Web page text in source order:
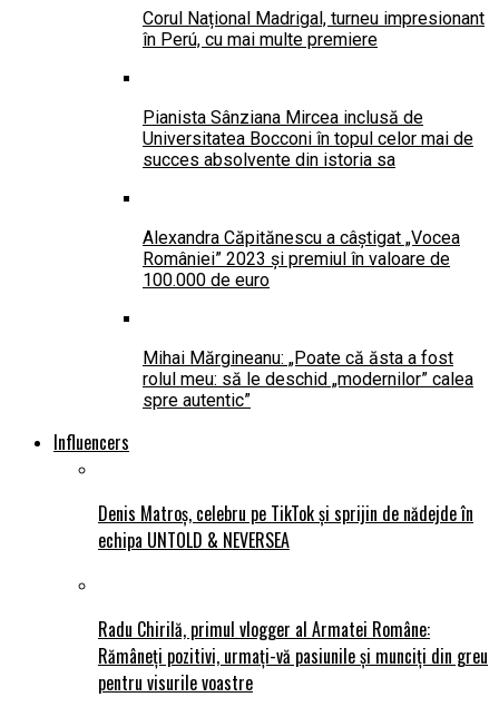
Corul Național Madrigal, turneu impresionant
în Perú, cu mai multe premiere
Pianista Sânziana Mircea inclusă de
Universitatea Bocconi în topul celor mai de
succes absolvente din istoria sa
Alexandra Căpitănescu a câștigat „Vocea
României” 2023 și premiul în valoare de
100.000 de euro
Mihai Mărgineanu: „Poate că ăsta a fost
rolul meu: să le deschid „modernilor” calea
spre autentic”
Influencers
Denis Matroș, celebru pe TikTok și sprijin de nădejde în
echipa UNTOLD & NEVERSEA
Radu Chirilă, primul vlogger al Armatei Române:
Rămâneți pozitivi, urmați-vă pasiunile și munciți din greu
pentru visurile voastre